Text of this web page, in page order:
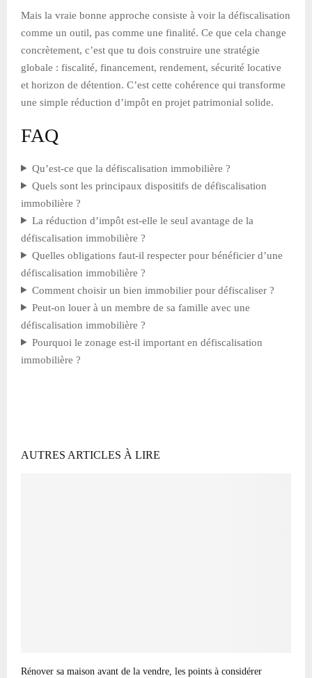
Mais la vraie bonne approche consiste à voir la défiscalisation
comme un outil, pas comme une finalité. Ce que cela change
concrètement, c’est que tu dois construire une stratégie
globale : fiscalité, financement, rendement, sécurité locative
et horizon de détention. C’est cette cohérence qui transforme
une simple réduction d’impôt en projet patrimonial solide.
FAQ
Qu’est-ce que la défiscalisation immobilière ?
Quels sont les principaux dispositifs de défiscalisation
immobilière ?
La réduction d’impôt est-elle le seul avantage de la
défiscalisation immobilière ?
Quelles obligations faut-il respecter pour bénéficier d’une
défiscalisation immobilière ?
Comment choisir un bien immobilier pour défiscaliser ?
Peut-on louer à un membre de sa famille avec une
défiscalisation immobilière ?
Pourquoi le zonage est-il important en défiscalisation
immobilière ?
AUTRES ARTICLES À LIRE
Rénover sa maison avant de la vendre, les points à considérer